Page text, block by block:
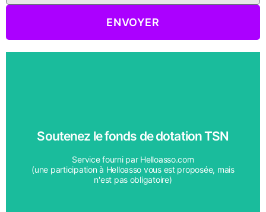
ENVOYER
Soutenez le fonds de dotation TSN
Service fourni par Helloasso.com
(une participation à Helloasso vous est proposée, mais
n'est pas obligatoire)
Informer, soutenir les patients et leurs proches & aider la